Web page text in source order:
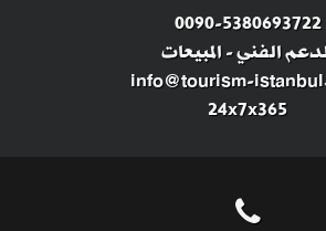
0090-5380693722
الفني-المبيعات
info@tourism-
24x7x365